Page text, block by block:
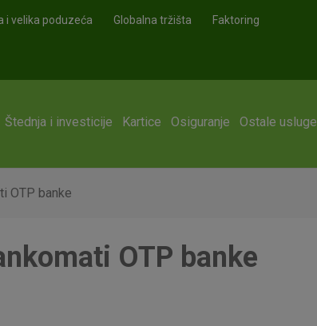
i velika poduzeća Globalna tržišta Faktoring
Štednja i investicije Kartice Osiguranje Ostale usluge
OTP banke
OTP banke